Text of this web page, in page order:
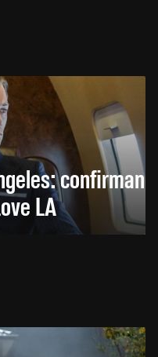
confirman
LA